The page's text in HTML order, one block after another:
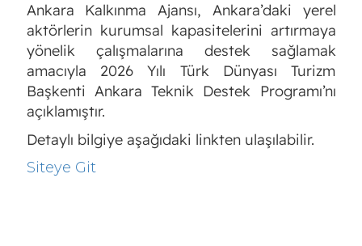
Ankara Kalkınma Ajansı, Ankara’daki yerel
aktörlerin kurumsal kapasitelerini artırmaya
yönelik çalışmalarına destek sağlamak
amacıyla 2026 Yılı Türk Dünyası Turizm
Başkenti Ankara Teknik Destek Programı’nı
açıklamıştır.
Detaylı bilgiye aşağıdaki linkten ulaşılabilir.
Siteye Git